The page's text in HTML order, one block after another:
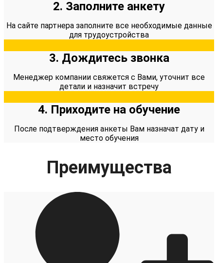
2. Заполните анкету
На сайте партнера заполните все необходимые данные
для трудоустройства
3. Дождитесь звонка
Менеджер компании свяжется с Вами, уточнит все
детали и назначит встречу
4. Приходите на обучение
После подтверждения анкеты Вам назначат дату и
место обучения​
Преимущества